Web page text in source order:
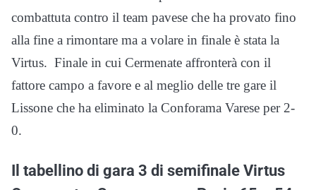
combattuta contro il team pavese che ha provato fino
alla fine a rimontare ma a volare in finale è stata la
Virtus. Finale in cui Cermenate affronterà con il
fattore campo a favore e al meglio delle tre gare il
Lissone che ha eliminato la Conforama Varese per 2-
0.
Il tabellino di gara 3 di semifinale Virtus